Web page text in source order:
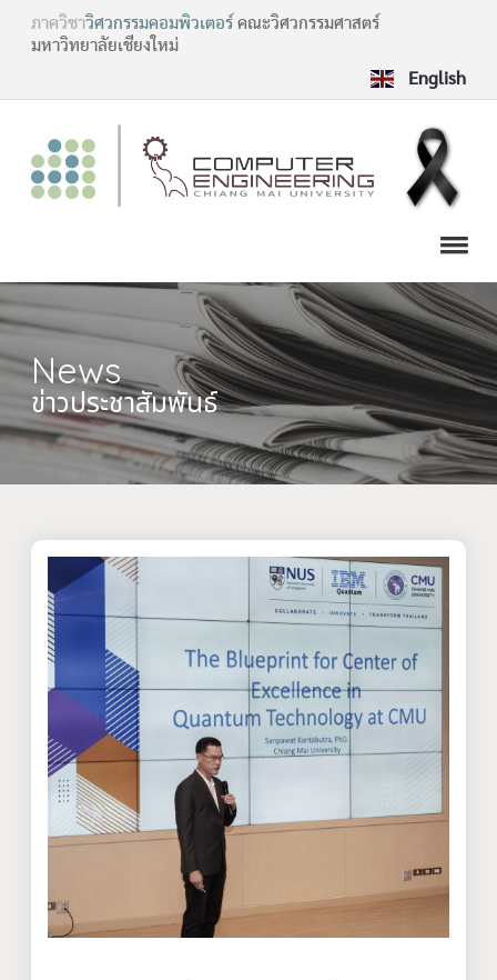
ภาควิชาวิศวกรรมคอมพิวเตอร์ คณะวิศวกรรมศาสตร์
มหาวิทยาลัยเชียงใหม่
English
News
ข่าวประชาสัมพันธ์